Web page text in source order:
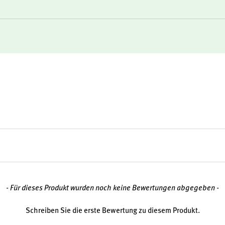
und zur Erhaltung
- Für dieses Produkt wurden noch keine Bewertungen abgegeben -
Schreiben Sie die erste Bewertung zu diesem Produkt.